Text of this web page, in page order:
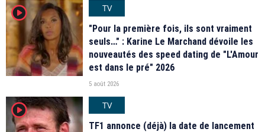
player2
TV
"Pour la première fois, ils sont vraiment
seuls…" : Karine Le Marchand dévoile les
nouveautés des speed dating de "L'Amour
est dans le pré" 2026
5 août 2026
player2
TV
TF1 annonce (déjà) la date de lancement